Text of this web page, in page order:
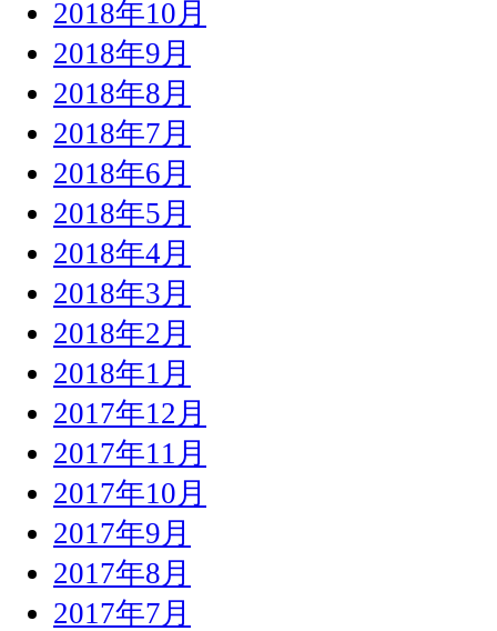
2018年10月
2018年9月
2018年8月
2018年7月
2018年6月
2018年5月
2018年4月
2018年3月
2018年2月
2018年1月
2017年12月
2017年11月
2017年10月
2017年9月
2017年8月
2017年7月